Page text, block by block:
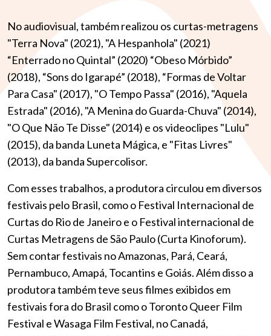
No audiovisual, também realizou os curtas-metragens
"Terra Nova" (2021), "A Hespanhola" (2021)
“Enterrado no Quintal” (2020) “Obeso Mórbido”
(2018), “Sons do Igarapé” (2018), “Formas de Voltar
Para Casa" (2017), "O Tempo Passa" (2016), "Aquela
Estrada" (2016), "A Menina do Guarda-Chuva" (2014),
"O Que Não Te Disse" (2014) e os videoclipes "Lulu"
(2015), da banda Luneta Mágica, e "Fitas Livres"
(2013), da banda Supercolisor.
Com esses trabalhos, a produtora circulou em diversos
festivais pelo Brasil, como o Festival Internacional de
Curtas do Rio de Janeiro e o Festival internacional de
Curtas Metragens de São Paulo (Curta Kinoforum).
Sem contar festivais no Amazonas, Pará, Ceará,
Pernambuco, Amapá, Tocantins e Goiás. Além disso a
produtora também teve seus filmes exibidos em
festivais fora do Brasil como o Toronto Queer Film
Festival e Wasaga Film Festival, no Canadá,